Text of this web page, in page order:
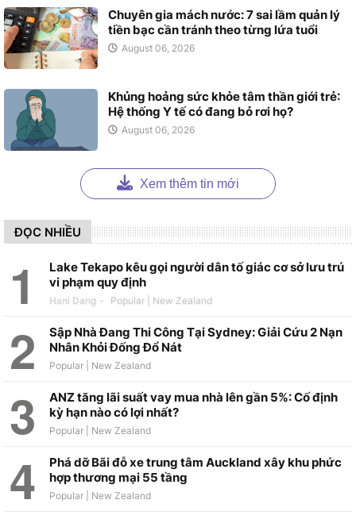
Chuyên gia mách nước: 7 sai lầm quản lý
tiền bạc cần tránh theo từng lứa tuổi
August 06, 2026
Khủng hoảng sức khỏe tâm thần giới trẻ:
Hệ thống Y tế có đang bỏ rơi họ?
August 06, 2026
Xem thêm tin mới
ĐỌC NHIỀU
Lake Tekapo kêu gọi người dân tố giác cơ sở lưu trú
vi phạm quy định
Hani Dang -
Sập Nhà Đang Thi Công Tại Sydney: Giải Cứu 2 Nạn
Nhân Khỏi Đống Đổ Nát
ANZ tăng lãi suất vay mua nhà lên gần 5%: Cố định
kỳ hạn nào có lợi nhất?
Phá dỡ Bãi đỗ xe trung tâm Auckland xây khu phức
hợp thương mại 55 tầng